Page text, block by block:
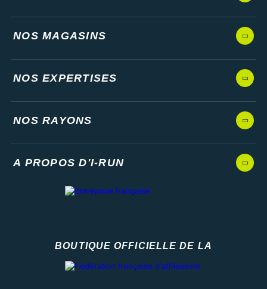
NOS MAGASINS
NOS EXPERTISES
NOS RAYONS
A PROPOS D'I-RUN
BOUTIQUE OFFICIELLE DE LA